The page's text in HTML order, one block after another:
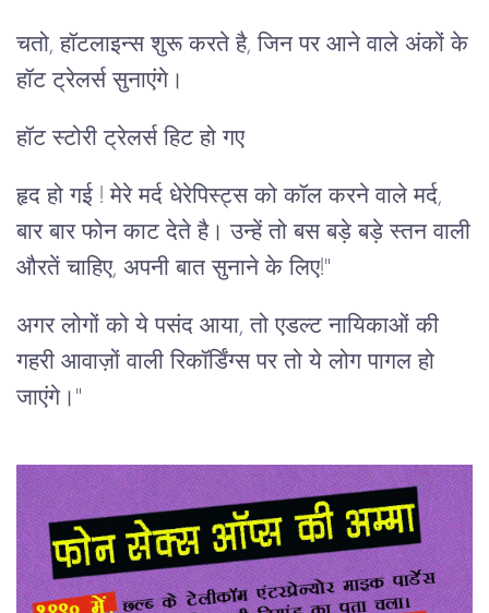
चतो, हॉटलाइन्स शुरू करते है, जिन पर आने वाले अंकों के
हॉट ट्रेलर्स सुनाएंगे।
हॉट स्टोरी ट्रेलर्स हिट हो गए
हृद हो गई ! मेरे मर्द धेरेपिस्ट्स को कॉल करने वाले मर्द,
बार बार फोन काट देते है। उन्हें तो बस बड़े बड़े स्तन वाली
औरतें चाहिए, अपनी बात सुनाने के लिए!"
अगर लोगों को ये पसंद आया, तो एडल्ट नायिकाओं की
गहरी आवाज़ों वाली रिकॉर्डिंग्स पर तो ये लोग पागल हो
जाएंगे।"